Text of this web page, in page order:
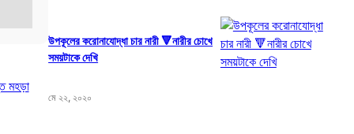
মহড়া
উপকূলের করোনাযোদ্ধা চার নারী 🔻নারীর চোখে
সময়টাকে দেখি
মে ২২, ২০২০